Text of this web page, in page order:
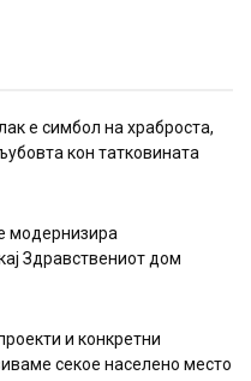
е симбол на храброста,
кон татковината
модернизира
Здравствениот дом
и конкретни
секое населено место